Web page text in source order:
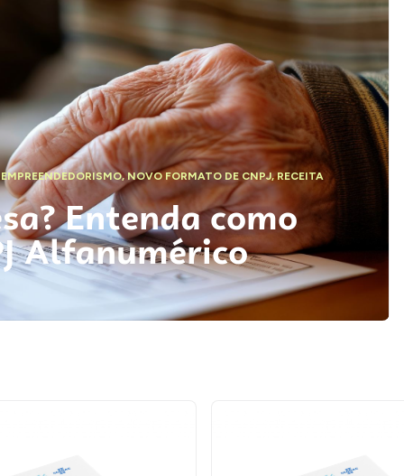
EMPREENDEDORISMO,NOVO FORMATO DE CNPJ,RECEITA
Entenda como
Alfanumérico